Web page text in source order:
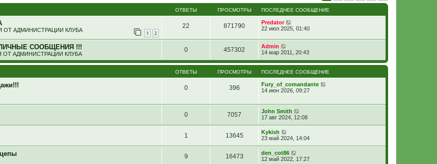
ОТВЕТЫ ПРОСМОТРЫ ПОСЛЕДНЕЕ СООБЩЕНИЕ
АДМИНИСТРАЦИИ КЛУБА 1 2
22 871790
Predator
22 июл 2025, 01:40
СООБЩЕНИЯ !!!
АДМИНИСТРАЦИИ КЛУБА
0 457302
Admin
14 мар 2011, 20:43
ОТВЕТЫ ПРОСМОТРЫ ПОСЛЕДНЕЕ СООБЩЕНИЕ
0 396
Fury_of_comandante
14 июн 2026, 09:27
0 7057
John Smith
17 авг 2024, 12:08
1 13645
Kykish
23 май 2024, 14:04
9 16473
den_cot86
12 май 2022, 17:27